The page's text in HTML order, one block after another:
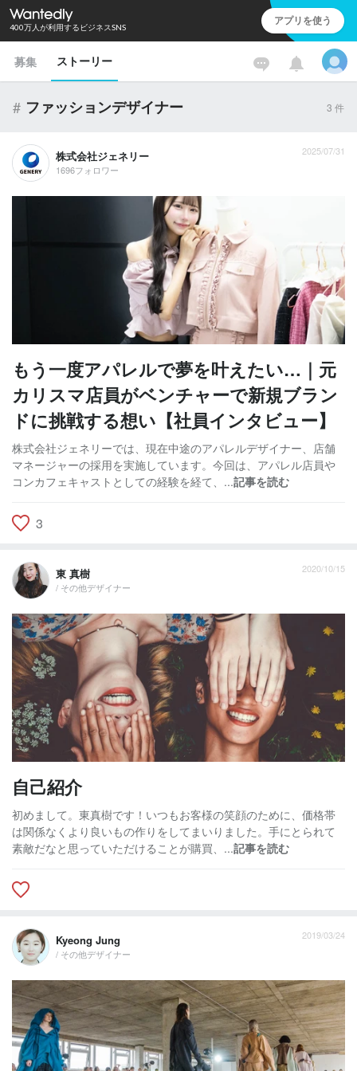
400万人が利用するビジネスSNS アプリを使う
募集 ストーリー
# ファッションデザイナー 3 件
株式会社ジェネリー
1696フォロワー
2025/07/31
もう一度アパレルで夢を叶えたい…｜元
カリスマ店員がベンチャーで新規ブラン
ドに挑戦する想い【社員インタビュー】
株式会社ジェネリーでは、現在中途のアパレルデザイナー、店舗
マネージャーの採用を実施しています。今回は、アパレル店員や
コンカフェキャストとしての経験を経て、...記事を読む
3
東 真樹
/ その他デザイナー
2020/10/15
自己紹介
初めまして。東真樹です！いつもお客様の笑顔のために、価格帯
は関係なくより良いもの作りをしてまいりました。手にとられて
素敵だなと思っていただけることが購買、...記事を読む
Kyeong Jung
/ その他デザイナー
2019/03/24